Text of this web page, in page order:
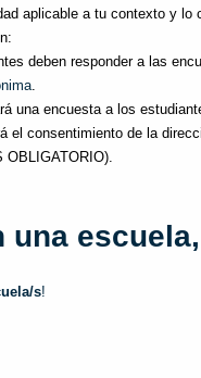
aplicable a tu contexto y lo
deben responder a las
.
una encuesta a los
el consentimiento de la
OBLIGATORIO).
una
s!